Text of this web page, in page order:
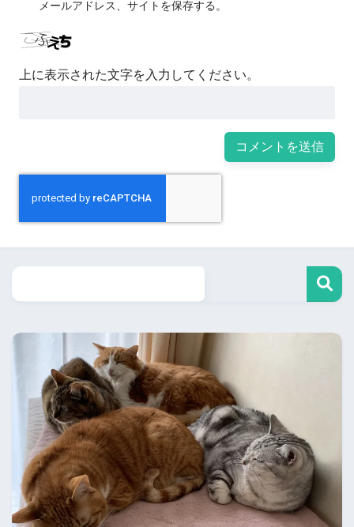
メールアドレス、サイトを保存する。
上に表示された文字を入力してください。